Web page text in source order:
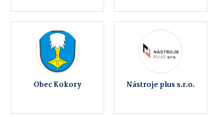
Obec Kokory Nástroje plus s.r.o.